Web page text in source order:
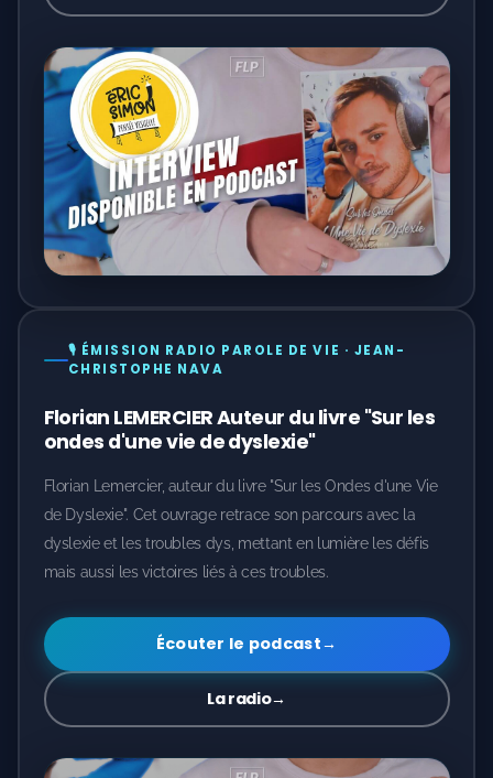
🎙️ ÉMISSION RADIO PAROLE DE VIE · JEAN-
CHRISTOPHE NAVA
Florian LEMERCIER Auteur du livre "Sur les
ondes d'une vie de dyslexie"
Florian Lemercier, auteur du livre "Sur les Ondes d'une Vie
de Dyslexie". Cet ouvrage retrace son parcours avec la
dyslexie et les troubles dys, mettant en lumière les défis
mais aussi les victoires liés à ces troubles.
Écouter le podcast→
La radio→